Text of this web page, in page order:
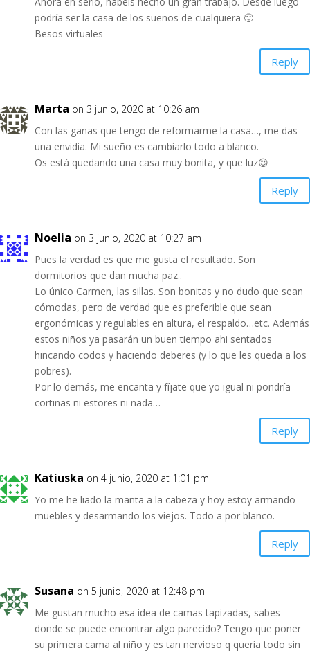
podría ser la casa de los sueños de cualquiera 🙂
Besos virtuales
Reply
Marta on 3 junio, 2020 at 10:26 am
Con las ganas que tengo de reformarme la casa…, me das
una envidia. Mi sueño es cambiarlo todo a blanco.
Os está quedando una casa muy bonita, y que luz😍
Reply
Noelia on 3 junio, 2020 at 10:27 am
Pues la verdad es que me gusta el resultado. Son
dormitorios que dan mucha paz..
Lo único Carmen, las sillas. Son bonitas y no dudo que sean
cómodas, pero de verdad que es preferible que sean
ergonómicas y regulables en altura, el respaldo…etc. Además
estos niños ya pasarán un buen tiempo ahi sentados
hincando codos y haciendo deberes (y lo que les queda a los
pobres).
Por lo demás, me encanta y fíjate que yo igual ni pondría
cortinas ni estores ni nada…
Reply
Katiuska on 4 junio, 2020 at 1:01 pm
Yo me he liado la manta a la cabeza y hoy estoy armando
muebles y desarmando los viejos. Todo a por blanco.
Reply
Susana on 5 junio, 2020 at 12:48 pm
Me gustan mucho esa idea de camas tapizadas, sabes
donde se puede encontrar algo parecido? Tengo que poner
su primera cama al niño y es tan nervioso q quería todo sin